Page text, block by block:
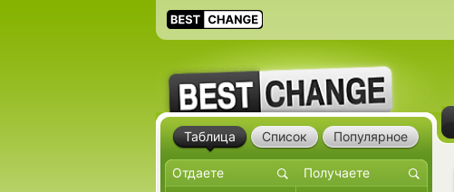
Таблица Список Популярное